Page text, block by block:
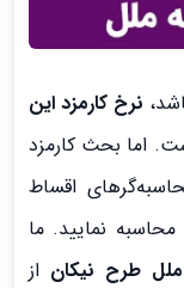
نرخ کارمزد این
اما بحث کارمزد
اقساط
نمایید. ما
طرح نیکان از